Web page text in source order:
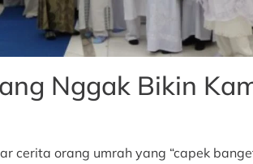
Nggak Bikin
cerita orang umrah yang “capek